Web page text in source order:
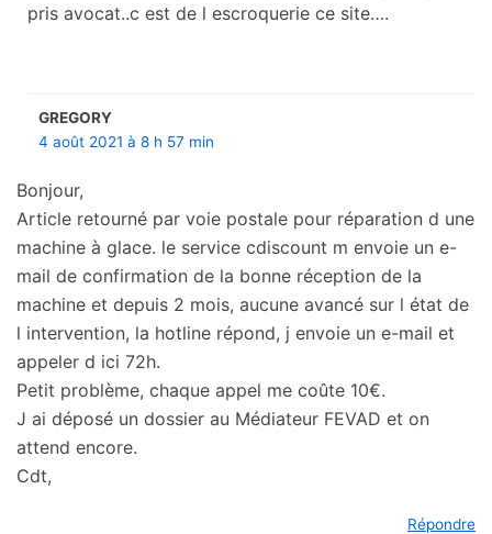
pris avocat..c est de l escroquerie ce site….
GREGORY
4 août 2021 à 8 h 57 min
Bonjour,
Article retourné par voie postale pour réparation d une
machine à glace. le service cdiscount m envoie un e-
mail de confirmation de la bonne réception de la
machine et depuis 2 mois, aucune avancé sur l état de
l intervention, la hotline répond, j envoie un e-mail et
appeler d ici 72h.
Petit problème, chaque appel me coûte 10€.
J ai déposé un dossier au Médiateur FEVAD et on
attend encore.
Cdt,
Répondre